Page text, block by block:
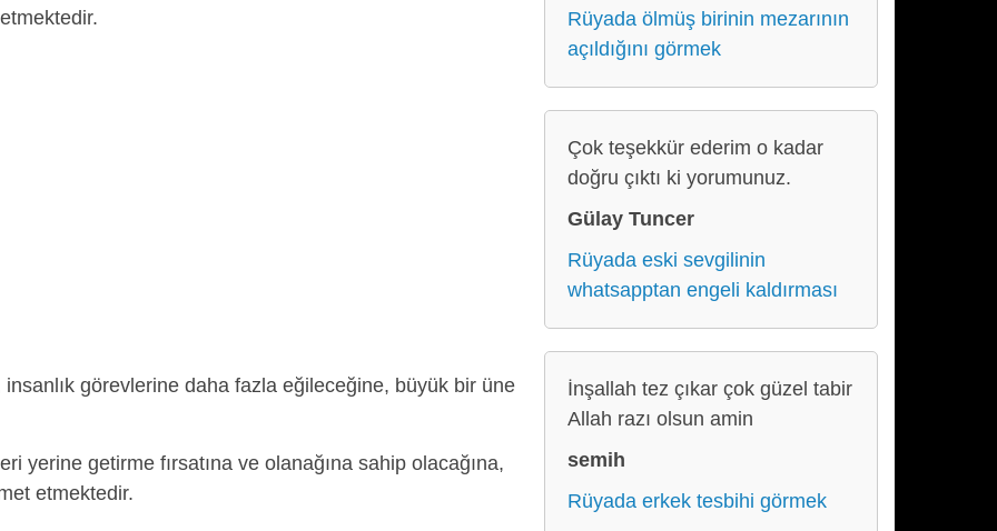
insanlık görevlerine daha fazla eğileceğine, büyük bir üne
yerine getirme fırsatına ve olanağına sahip olacağına,
etmektedir.
Rüyada ölmüş birinin mezarının
açıldığını görmek
Çok teşekkür ederim o kadar
doğru çıktı ki yorumunuz.
Gülay Tuncer
Rüyada eski sevgilinin
whatsapptan engeli kaldırması
İnşallah tez çıkar çok güzel tabir
Allah razı olsun amin
semih
Rüyada erkek tesbihi görmek